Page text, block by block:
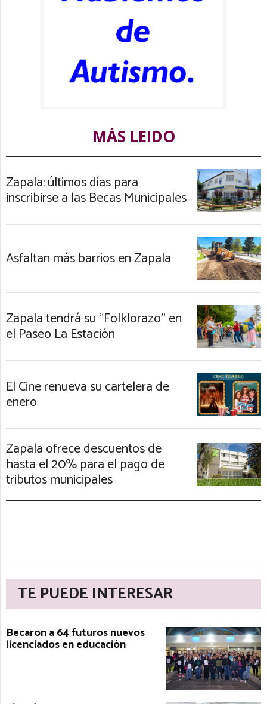
MÁS LEIDO
Zapala: últimos días para
inscribirse a las Becas Municipales
Asfaltan más barrios en Zapala
Zapala tendrá su “Folklorazo” en
el Paseo La Estación
El Cine renueva su cartelera de
enero
Zapala ofrece descuentos de
hasta el 20% para el pago de
tributos municipales
TE PUEDE INTERESAR
Becaron a 64 futuros nuevos
licenciados en educación